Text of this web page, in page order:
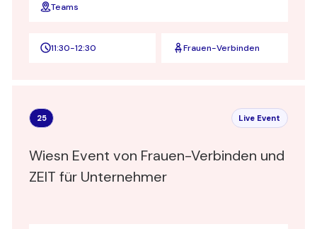
Teams
11:30-12:30 Frauen-Verbinden
25 Live Event
Wiesn Event von Frauen-Verbinden und
ZEIT für Unternehmer